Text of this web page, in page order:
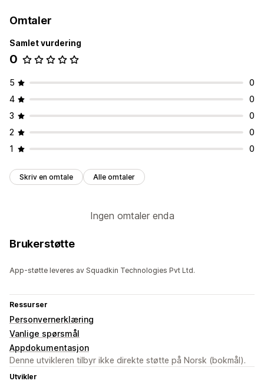
Omtaler
Samlet vurdering
0
5
0
4
0
3
0
2
0
1
0
Skriv en omtale Alle omtaler
Ingen omtaler enda
Brukerstøtte
App-støtte leveres av Squadkin Technologies Pvt Ltd.
Ressurser
Personvernerklæring
Vanlige spørsmål
Appdokumentasjon
Denne utvikleren tilbyr ikke direkte støtte på Norsk (bokmål).
Utvikler